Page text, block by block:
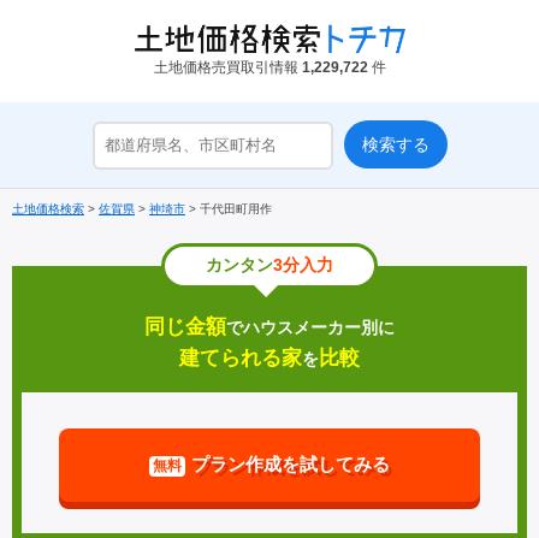
土地価格売買取引情報 1,229,722 件
土地価格検索 > 佐賀県 > 神埼市 > 千代田町用作
カンタン3分入力
同じ金額でハウスメーカー別に
建てられる家を比較
無料 プラン作成を試してみる